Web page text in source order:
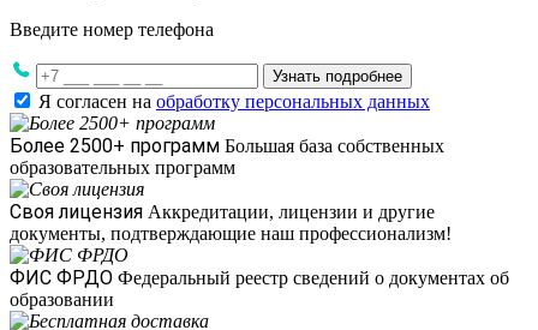
Введите номер телефона
Узнать подробнее
Я согласен на обработку персональных данных
Более 2500+ программ Большая база собственных
образовательных программ
Своя лицензия Аккредитации, лицензии и другие
документы, подтверждающие наш профессионализм!
ФИС ФРДО Федеральный реестр сведений о документах об
образовании